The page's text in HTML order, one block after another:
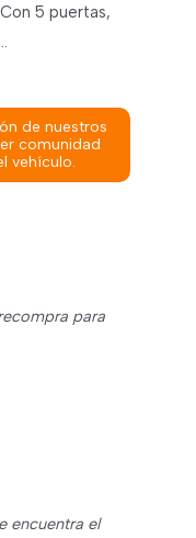
5 puertas,
de nuestros
comunidad
vehículo.
para
encuentra el